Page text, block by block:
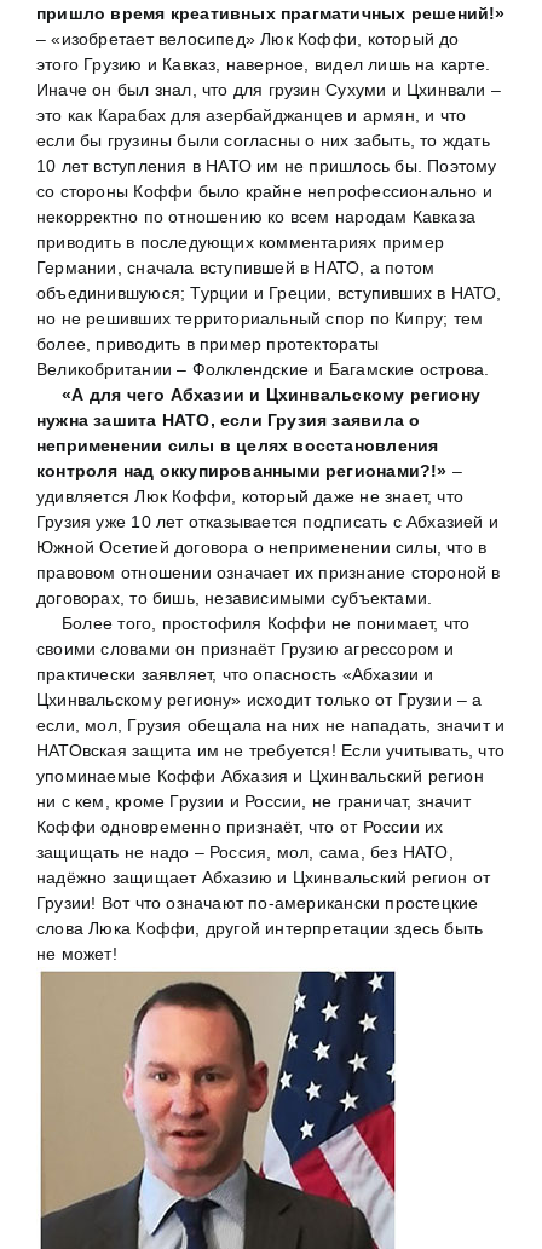
пришло время креативных прагматичных решений!»
– «изобретает велосипед» Люк Коффи, который до
этого Грузию и Кавказ, наверное, видел лишь на карте.
Иначе он был знал, что для грузин Сухуми и Цхинвали –
это как Карабах для азербайджанцев и армян, и что
если бы грузины были согласны о них забыть, то ждать
10 лет вступления в НАТО им не пришлось бы. Поэтому
со стороны Коффи было крайне непрофессионально и
некорректно по отношению ко всем народам Кавказа
приводить в последующих комментариях пример
Германии, сначала вступившей в НАТО, а потом
объединившуюся; Турции и Греции, вступивших в НАТО,
но не решивших территориальный спор по Кипру; тем
более, приводить в пример протектораты
Великобритании – Фолклендские и Багамские острова.
«А для чего Абхазии и Цхинвальскому региону
нужна зашита НАТО, если Грузия заявила о
неприменении силы в целях восстановления
контроля над оккупированными регионами?!» –
удивляется Люк Коффи, который даже не знает, что
Грузия уже 10 лет отказывается подписать с Абхазией и
Южной Осетией договора о неприменении силы, что в
правовом отношении означает их признание стороной в
договорах, то бишь, независимыми субъектами.
Более того, простофиля Коффи не понимает, что
своими словами он признаёт Грузию агрессором и
практически заявляет, что опасность «Абхазии и
Цхинвальскому региону» исходит только от Грузии – а
если, мол, Грузия обещала на них не нападать, значит и
НАТОвская защита им не требуется! Если учитывать, что
упоминаемые Коффи Абхазия и Цхинвальский регион
ни с кем, кроме Грузии и России, не граничат, значит
Коффи одновременно признаёт, что от России их
защищать не надо – Россия, мол, сама, без НАТО,
надёжно защищает Абхазию и Цхинвальский регион от
Грузии! Вот что означают по-американски простецкие
слова Люка Коффи, другой интерпретации здесь быть
не может!